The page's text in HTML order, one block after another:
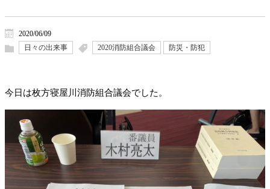
2020/06/09
日々の出来事
2020消防組合議会 防災・防犯
今日は枚方寝屋川消防組合議会でした。